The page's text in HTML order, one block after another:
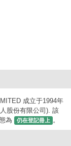
成立于1994年
股份有限公司). 該
為
仍在登記冊上 。